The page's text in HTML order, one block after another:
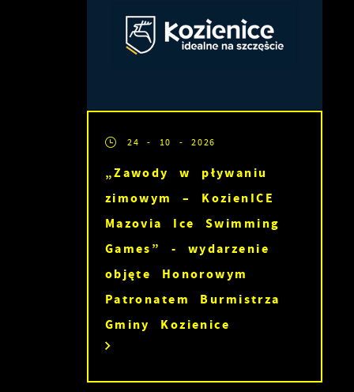
24 - 10 - 2026
„Zawody w pływaniu
zimowym – KozienICE
Mazovia Ice Swimming
Games” - wydarzenie
objęte Honorowym
Patronatem Burmistrza
Gminy Kozienice